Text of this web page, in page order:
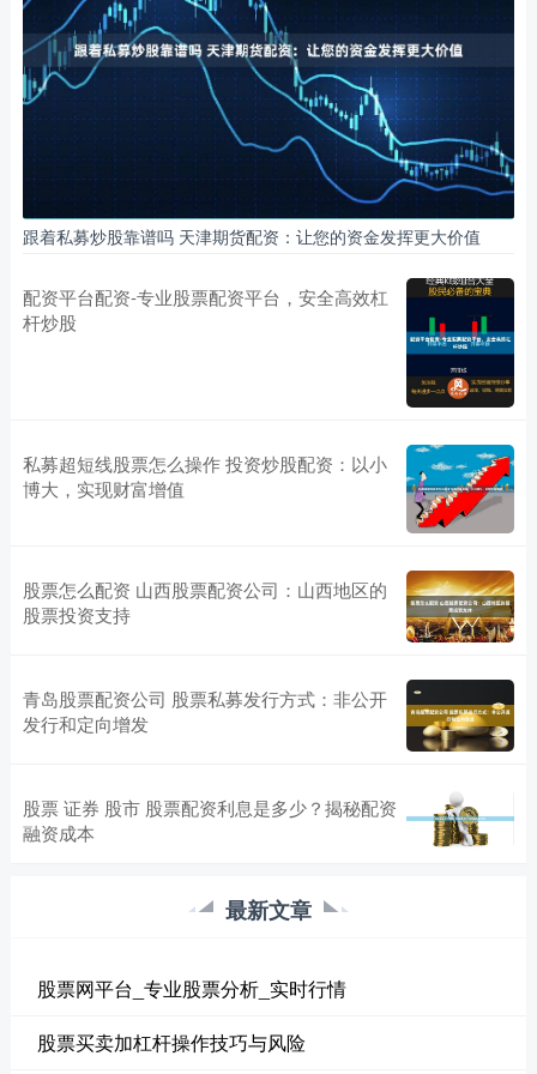
跟着私募炒股靠谱吗 天津期货配资：让您的资金发挥更大价值
配资平台配资-专业股票配资平台，安全高效杠
杆炒股
私募超短线股票怎么操作 投资炒股配资：以小
博大，实现财富增值
股票怎么配资 山西股票配资公司：山西地区的
股票投资支持
青岛股票配资公司 股票私募发行方式：非公开
发行和定向增发
股票 证券 股市 股票配资利息是多少？揭秘配资
融资成本
最新文章
股票网平台_专业股票分析_实时行情
股票买卖加杠杆操作技巧与风险